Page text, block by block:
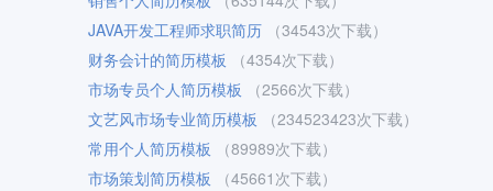
JAVA开发工程师求职简历
（34543次下载）
财务会计的简历模板
（4354次下载）
市场专员个人简历模板
（2566次下载）
文艺风市场专业简历模板
（234523423次下载）
常用个人简历模板
（89989次下载）
市场策划简历模板
（45661次下载）